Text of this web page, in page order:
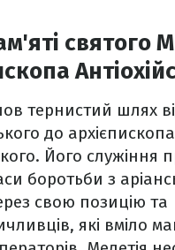
святого
тернистий шлях
до архієпископа
Його служіння
боротьби з
свою позицію та
які вміло